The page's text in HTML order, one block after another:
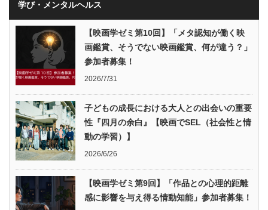
学び・メンタルヘルス
【映画学ゼミ第10回】「メタ認知が働く映
画鑑賞、そうでない映画鑑賞、何が違う？」
参加者募集！
2026/7/31
子どもの成長における大人との出会いの重要
性『四月の余白』【映画でSEL（社会性と情
動の学習）】
2026/6/26
【映画学ゼミ第9回】「作品との心理的距離
感に影響を与え得る情動知能」参加者募集！